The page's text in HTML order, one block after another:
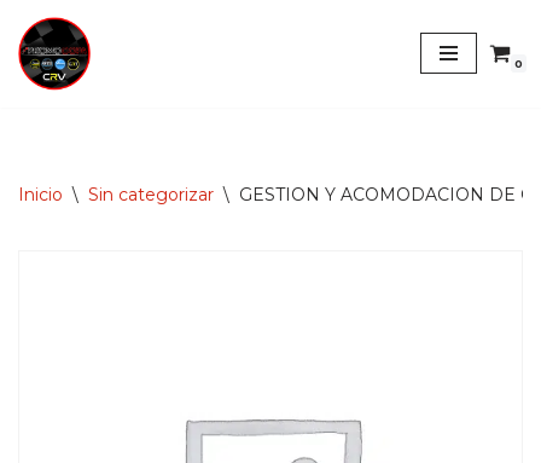
Saltar
0
Inicio \ Sin categorizar \ GESTION Y ACOMODACION DE